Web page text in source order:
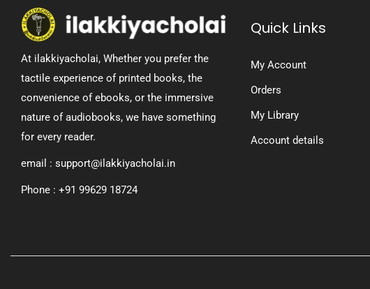
At ilakkiyacholai, Whether you prefer the
tactile experience of printed books, the
convenience of ebooks, or the immersive
nature of audiobooks, we have something
for every reader.
email : support@ilakkiyacholai.in
Phone : +91 99629 18724
Quick Links
My Account
Orders
My Library
Account details